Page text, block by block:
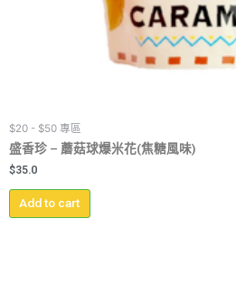
$20 - $50 專區
盛香珍 – 蘑菇球爆米花(焦糖風味)
$35.0
Add to cart